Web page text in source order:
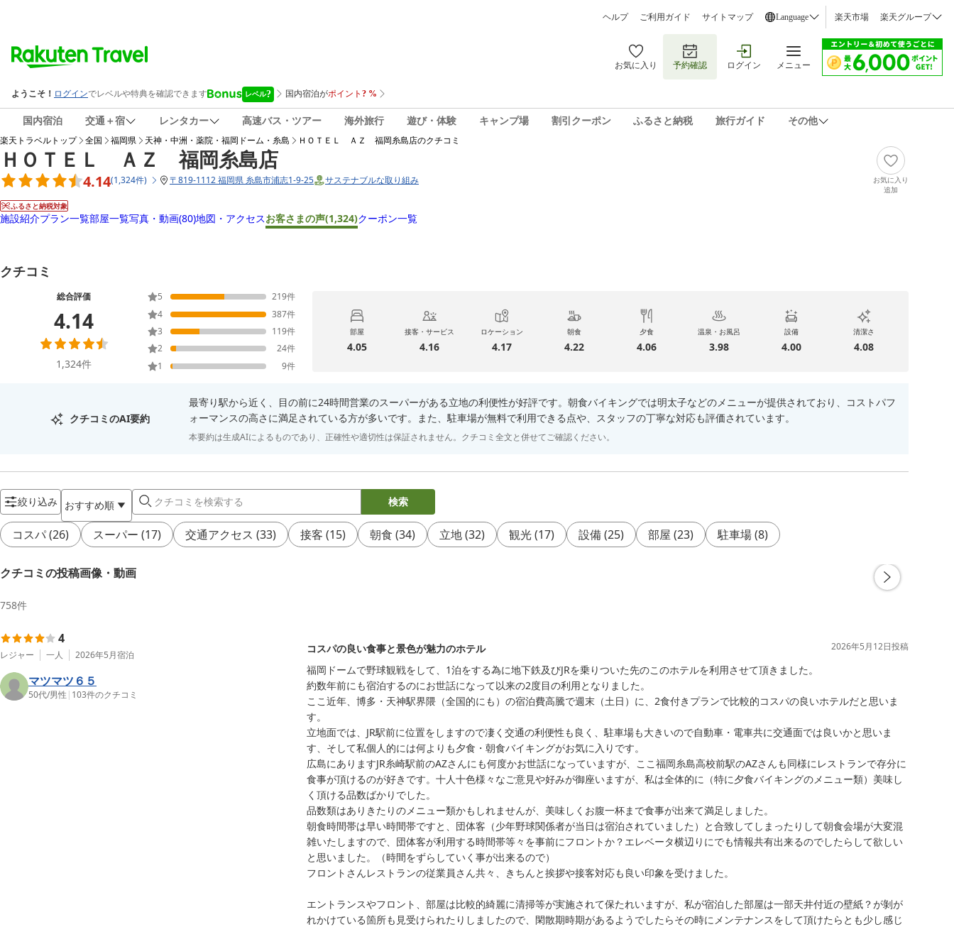
ヘルプ ご利用ガイド サイトマップ Language 楽天市場 楽天グループ
お気に入り 予約確認 ログイン メニュー
国内宿泊 交通＋宿 レンタカー 高速バス・ツアー 海外旅行 遊び・体験 キャンプ場 割引クーポン ふるさと納税 旅行ガイド その他
楽天トラベルトップ 全国 福岡県 天神・中洲・薬院・福岡ドーム・糸島 ＨＯＴＥＬ ＡＺ 福岡糸島店のクチコミ
ＨＯＴＥＬ ＡＺ 福岡糸島店
4.14(1,324件) 〒819-1112 福岡県 糸島市浦志1-9-25 サステナブルな取り組み
ふるさと納税対象
お気に入り
追加
施設紹介プラン一覧部屋一覧写真・動画(80)地図・アクセスお客さまの声(1,324)クーポン一覧
クチコミ
総合評価
4.14
1,324件
5 219件
4
387件
3
119件
2
24件
1
9件
部屋
4.05
接客・サービス
4.16
ロケーション
4.17
朝食
4.22
夕食
4.06
温泉・お風呂
3.98
設備
4.00
清潔さ
4.08
クチコミのAI要約
最寄り駅から近く、目の前に24時間営業のスーパーがある立地の利便性が好評です。朝食バイキングでは明太子などのメニューが提供されており、コストパフ
ォーマンスの高さに満足されている方が多いです。また、駐車場が無料で利用できる点や、スタッフの丁寧な対応も評価されています。
本要約は生成AIによるものであり、正確性や適切性は保証されません。クチコミ全文と併せてご確認ください。
絞り込み おすすめ順 検索
コスパ(26) スーパー (17) 交通アクセス (33) 接客 (15) 朝食 (34) 立地(32) 観光(17) 設備(25) 部屋 (23) 駐車場(8)
クチコミの投稿画像・動画
758件
4
レジャー 一人 2026年5月宿泊
マツマツ６５
50代/男性 | 103件のクチコミ
コスパの良い食事と景色が魅力のホテル 2026年5月12日投稿
福岡ドームで野球観戦をして、1泊をする為に地下鉄及びJRを乗りついた先のこのホテルを利用させて頂きました。
約数年前にも宿泊するのにお世話になって以来の2度目の利用となりました。
ここ近年、博多・天神駅界隈（全国的にも）の宿泊費高騰で週末（土日）に、2食付きプランで比較的コスパの良いホテルだと思いま
す。
立地面では、JR駅前に位置をしますので凄く交通の利便性も良く、駐車場も大きいので自動車・電車共に交通面では良いかと思いま
す、そして私個人的には何よりも夕食・朝食バイキングがお気に入りです。
広島にありますJR糸崎駅前のAZさんにも何度かお世話になっていますが、ここ福岡糸島高校前駅のAZさんも同様にレストランで存分に
食事が頂けるのが好きです。十人十色様々なご意見や好みが御座いますが、私は全体的に（特に夕食バイキングのメニュー類）美味し
く頂ける品数ばかりでした。
品数類はありきたりのメニュー類かもしれませんが、美味しくお腹一杯まで食事が出来て満足しました。
朝食時間帯は早い時間帯ですと、団体客（少年野球関係者が当日は宿泊されていました）と合致してしまったりして朝食会場が大変混
雑いたしますので、団体客が利用する時間帯等々を事前にフロントか？エレベータ横辺りにでも情報共有出来るのでしたらして欲しい
と思いました。（時間をずらしていく事が出来るので）
フロントさんレストランの従業員さん共々、きちんと挨拶や接客対応も良い印象を受けました。
エントランスやフロント、部屋は比較的綺麗に清掃等が実施されて保たれいますが、私が宿泊した部屋は一部天井付近の壁紙？が剝が
れかけている箇所も見受けられたりしましたので、閑散期時期があるようでしたらその時にメンテナンスをして頂けたらとも少し感じ